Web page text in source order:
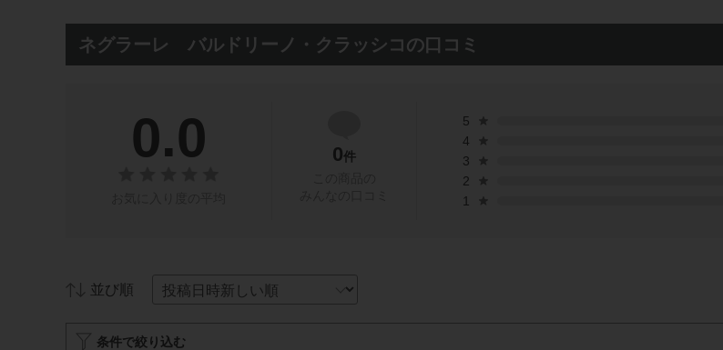
ネグラーレ バルドリーノ・クラッシコの口コミ
0.0 0件
5
4
3
2
1
並び順
条件で絞り込む